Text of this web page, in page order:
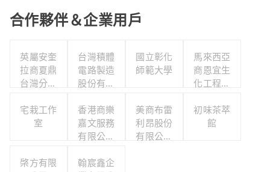
合作夥伴＆企業用戶
英屬安奎
拉商夏鼎
台灣分公
台灣積體
電路製造
股份有限
國立彰化
師範大學
馬來西亞
商恩宜生
化工程有
宅栽工作
室
香港商樂
嘉文服務
有限公司
司
美商布雷
利昂股份
有限公司
初味茶萃
館
棨方有限
翰宸鑫企